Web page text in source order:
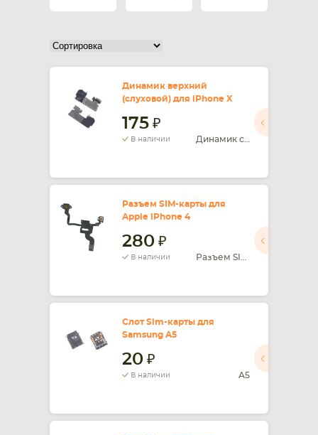
Динамик верхний
(слуховой) для iPhone X
175
В наличии
Разъем SIM-карты для
Apple iPhone 4
280
В наличии
Слот Sim-карты для
Samsung A5
20
В наличии A5